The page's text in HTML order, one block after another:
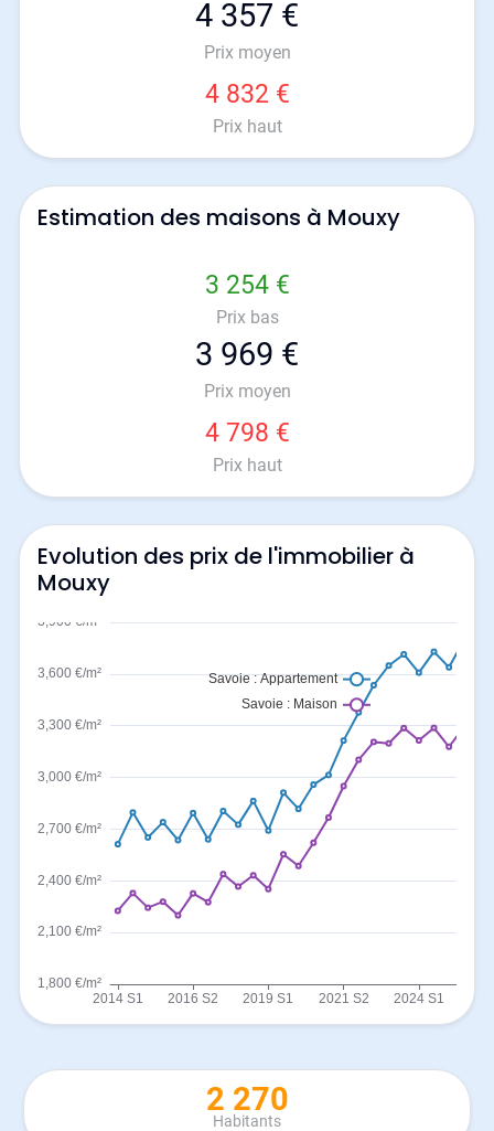
4 357 €
Prix moyen
4 832 €
Prix haut
Estimation des maisons à Mouxy
3 254 €
Prix bas
3 969 €
Prix moyen
4 798 €
Prix haut
Evolution des prix de l'immobilier à
Mouxy
2 270
Habitants